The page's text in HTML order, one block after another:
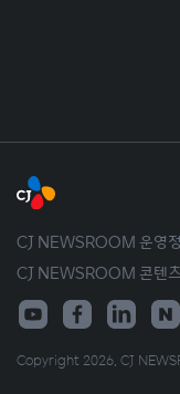
CJ NEWSROOM 운영
CJ NEWSROOM 콘텐
Copyright 2026. CJ